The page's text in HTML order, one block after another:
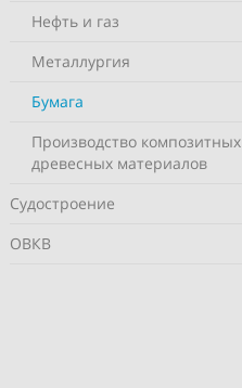
Нефть и газ
Металлургия
Бумага
Производство композитных
древесных материалов
Судостроение
ОВКВ